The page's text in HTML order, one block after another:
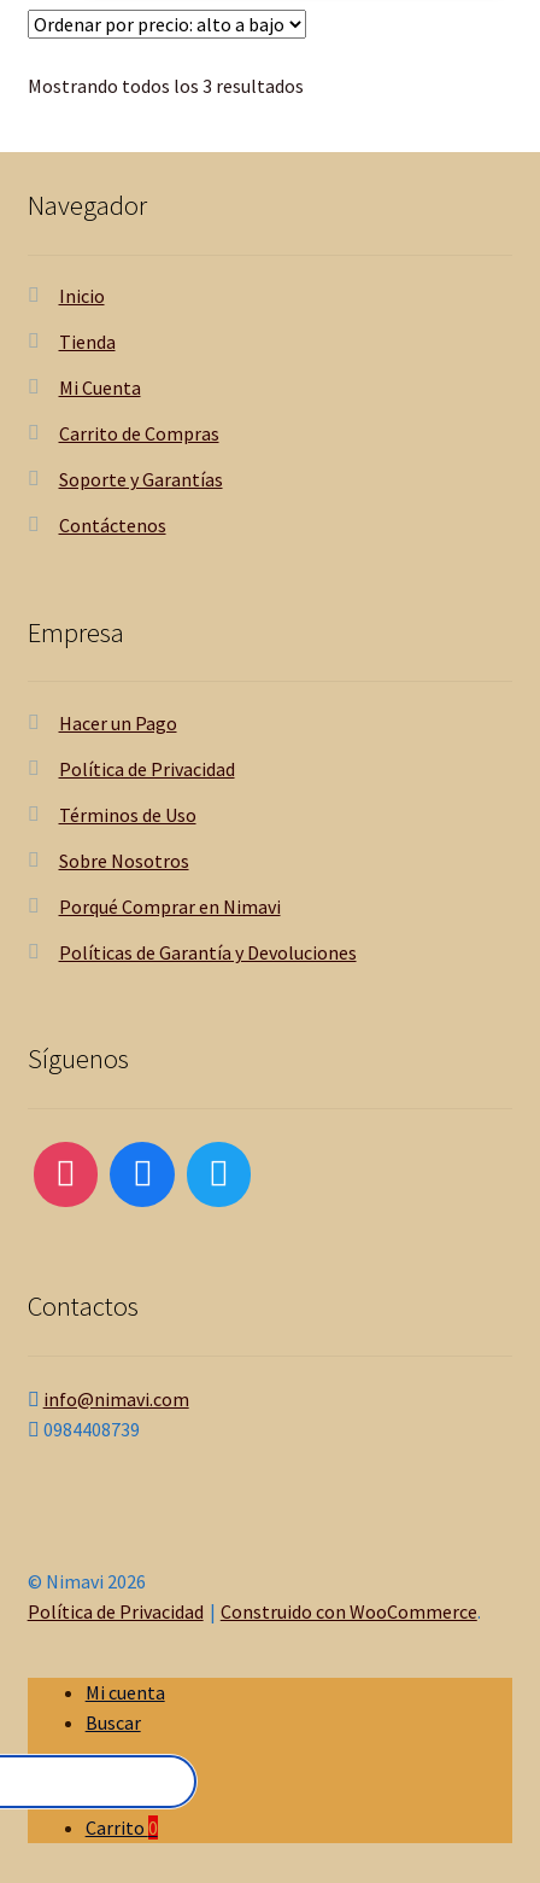
Mostrando todos los 3 resultados
Navegador
Inicio
Tienda
Mi Cuenta
Carrito de Compras
Soporte y Garantías
Contáctenos
Empresa
Hacer un Pago
Política de Privacidad
Términos de Uso
Sobre Nosotros
Porqué Comprar en Nimavi
Políticas de Garantía y Devoluciones
Síguenos
Contactos
info@nimavi.com
0984408739
© Nimavi 2026
Política de Privacidad
Construido con WooCommerce.
Mi cuenta
Buscar
Carrito 0